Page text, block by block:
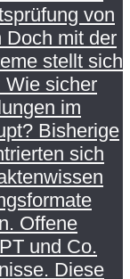
von
Doch mit der
stellt sich
Wie sicher
im
Bisherige
sich
Offene
und Co.
Diese